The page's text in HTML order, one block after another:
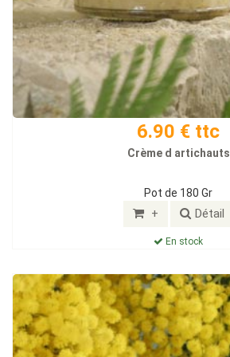
6.90 € ttc
Crème d artichauts
Pot de 180 Gr
+ Détail
En stock